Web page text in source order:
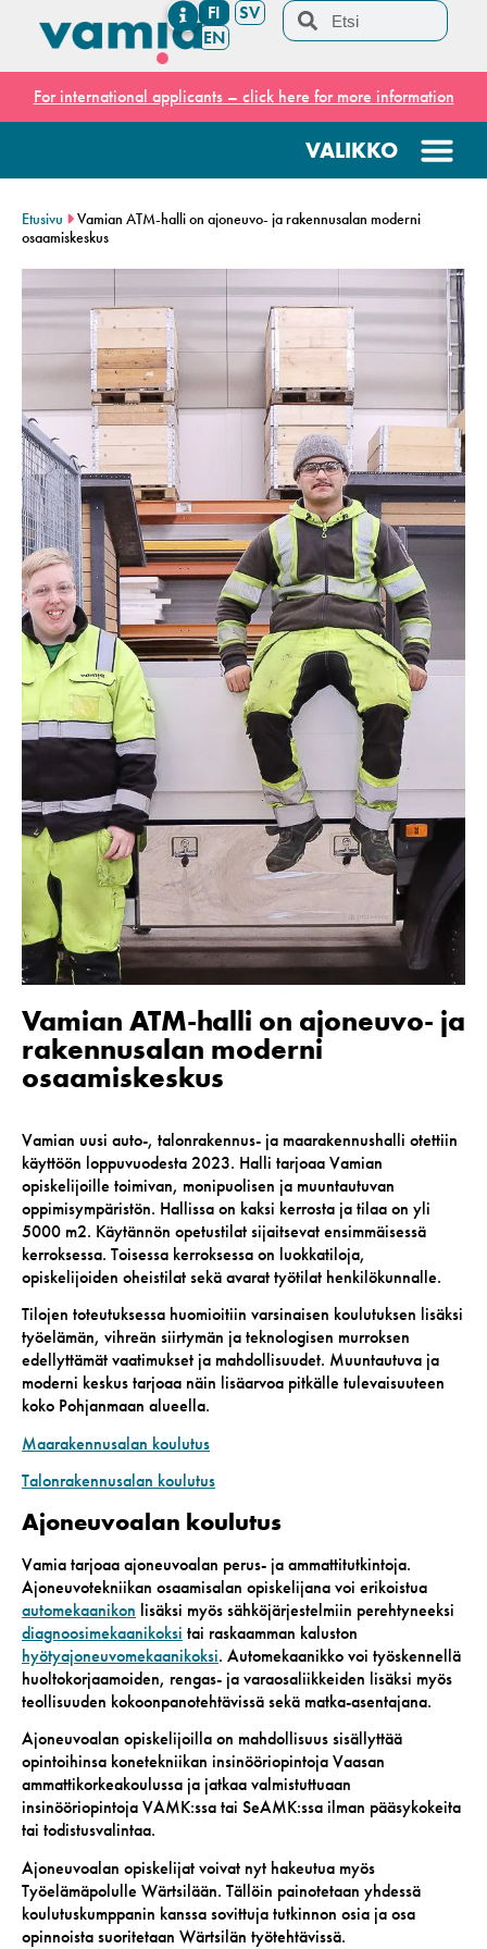
FI
SV
EN
For international applicants – click here for more information
Etusivu
Vamian ATM-halli on ajoneuvo- ja rakennusalan moderni
osaamiskeskus
Vamian ATM-halli on ajoneuvo- ja
rakennusalan moderni
osaamiskeskus
Vamian uusi auto-, talonrakennus- ja maarakennushalli otettiin
käyttöön loppuvuodesta 2023. Halli tarjoaa Vamian
opiskelijoille toimivan, monipuolisen ja muuntautuvan
oppimisympäristön. Hallissa on kaksi kerrosta ja tilaa on yli
5000 m2. Käytännön opetustilat sijaitsevat ensimmäisessä
kerroksessa. Toisessa kerroksessa on luokkatiloja,
opiskelijoiden oheistilat sekä avarat työtilat henkilökunnalle.
Tilojen toteutuksessa huomioitiin varsinaisen koulutuksen lisäksi
työelämän, vihreän siirtymän ja teknologisen murroksen
edellyttämät vaatimukset ja mahdollisuudet. Muuntautuva ja
moderni keskus tarjoaa näin lisäarvoa pitkälle tulevaisuuteen
koko Pohjanmaan alueella.
Maarakennusalan koulutus
Talonrakennusalan koulutus
Ajoneuvoalan koulutus
Vamia tarjoaa ajoneuvoalan perus- ja ammattitutkintoja.
Ajoneuvotekniikan osaamisalan opiskelijana voi erikoistua
automekaanikon lisäksi myös sähköjärjestelmiin perehtyneeksi
diagnoosimekaanikoksi tai raskaamman kaluston
hyötyajoneuvomekaanikoksi. Automekaanikko voi työskennellä
huoltokorjaamoiden, rengas- ja varaosaliikkeiden lisäksi myös
teollisuuden kokoonpanotehtävissä sekä matka-asentajana.
Ajoneuvoalan opiskelijoilla on mahdollisuus sisällyttää
opintoihinsa konetekniikan insinööriopintoja Vaasan
ammattikorkeakoulussa ja jatkaa valmistuttuaan
insinööriopintoja VAMK:ssa tai SeAMK:ssa ilman pääsykokeita
tai todistusvalintaa.
Ajoneuvoalan opiskelijat voivat nyt hakeutua myös
Työelämäpolulle Wärtsilään. Tällöin painotetaan yhdessä
koulutuskumppanin kanssa sovittuja tutkinnon osia ja osa
opinnoista suoritetaan Wärtsilän työtehtävissä.